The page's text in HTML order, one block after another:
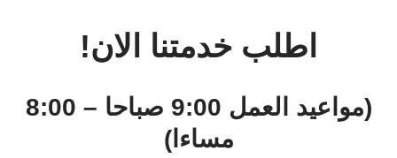
اطلب خدمتنا الان!
(مواعيد العمل 9:00 صباحا – 8:00
مساءا)